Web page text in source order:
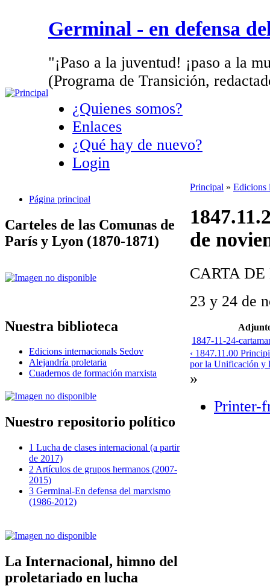
Germinal - en defensa
"¡Paso a la juventud! ¡paso a la
(Programa de Transición,
¿Quienes somos?
Enlaces
¿Qué hay de nuevo?
Login
Página principal
Carteles de las Comunas de
París y Lyon (1870-1871)
Nuestra biblioteca
Edicions internacionals Sedov
Alejandría proletaria
Cuadernos de formación marxista
Nuestro repositorio político
1 Lucha de clases internacional (a partir
de 2017)
2 Artículos de grupos hermanos (2007-
2015)
3 Germinal-En defensa del marxismo
(1986-2012)
La Internacional, himno del
proletariado en lucha
Principal » Edicions
de
CARTA
23 y 24 de
1847-11-24-
‹ 1847.11.00
por la Unificación y
»
Printer-